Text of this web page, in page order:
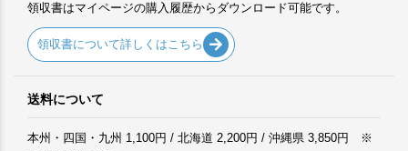
領収書はマイページの購入履歴からダウンロード可能です。
領収書について詳しくはこちら
送料について
本州・四国・九州 1,100円 / 北海道 2,200円 / 沖縄県 3,850円 ※